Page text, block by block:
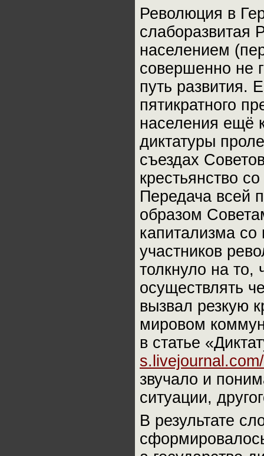
Революция в
слаборазвитая
населением
совершенно не
путь развития.
пятикратного
населения ещё
диктатуры
съездах
крестьянство
Передача всей
образом
капитализма
участников
толкнуло на то,
осуществлять
вызвал резкую
мировом
в статье
звучало и
ситуации,
В результате